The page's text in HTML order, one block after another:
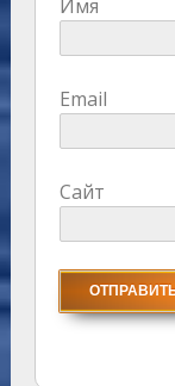
Имя
Email
Сайт